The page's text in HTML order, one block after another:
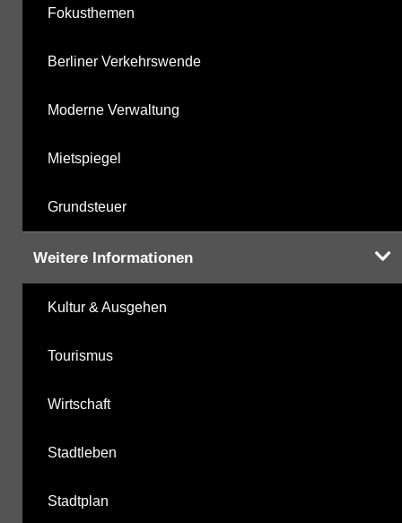
Fokusthemen
Berliner Verkehrswende
Moderne Verwaltung
Mietspiegel
Grundsteuer
Weitere Informationen
Kultur & Ausgehen
Tourismus
Wirtschaft
Stadtleben
Stadtplan